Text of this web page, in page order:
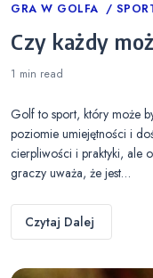
Categories
GRA W GOLFA
Czy każdy
1 min read
Golf to sport, który może
poziomie umiejętności i
cierpliwości i praktyki, ale
graczy uważa, że jest…
Czytaj Dalej